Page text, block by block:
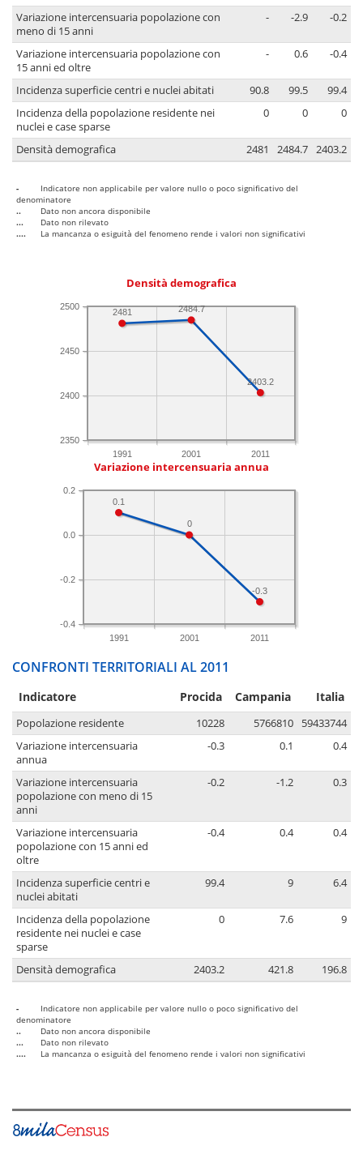
Variazione intercensuaria popolazione con
meno di 15 anni
- -2.9 -0.2
Variazione intercensuaria popolazione con
15 anni ed oltre
- 0.6 -0.4
Incidenza superficie centri e nuclei abitati 90.8 99.5
99.4
Incidenza della popolazione residente nei
nuclei e case sparse
0 0 0
Densità demografica 2481 2484.7 2403.2
-
Indicatore non applicabile per valore nullo o poco significativo del
denominatore
..
Dato non ancora disponibile
...
Dato non rilevato
....
La mancanza o esiguità del fenomeno rende i valori non significativi
Densità demografica
1991 2001 2011
2350
2400
2450
2500
2403.2
2484.7
2481
Variazione intercensuaria annua
1991 2001 2011
-0.4
-0.2
0.0
0.2
-0.3
0
0.1
CONFRONTI TERRITORIALI AL 2011
Indicatore Procida Campania Italia
Popolazione residente 10228 5766810
59433744
Variazione intercensuaria
annua
-0.3 0.1 0.4
Variazione intercensuaria
popolazione con meno di 15
anni
-0.2 -1.2 0.3
Variazione intercensuaria
popolazione con 15 anni ed
oltre
-0.4 0.4 0.4
Incidenza superficie centri e
nuclei abitati
99.4 9 6.4
Incidenza della popolazione
residente nei nuclei e case
sparse
0 7.6 9
Densità demografica 2403.2 421.8 196.8
-
Indicatore non applicabile per valore nullo o poco significativo del
denominatore
..
Dato non ancora disponibile
...
Dato non rilevato
....
La mancanza o esiguità del fenomeno rende i valori non significativi